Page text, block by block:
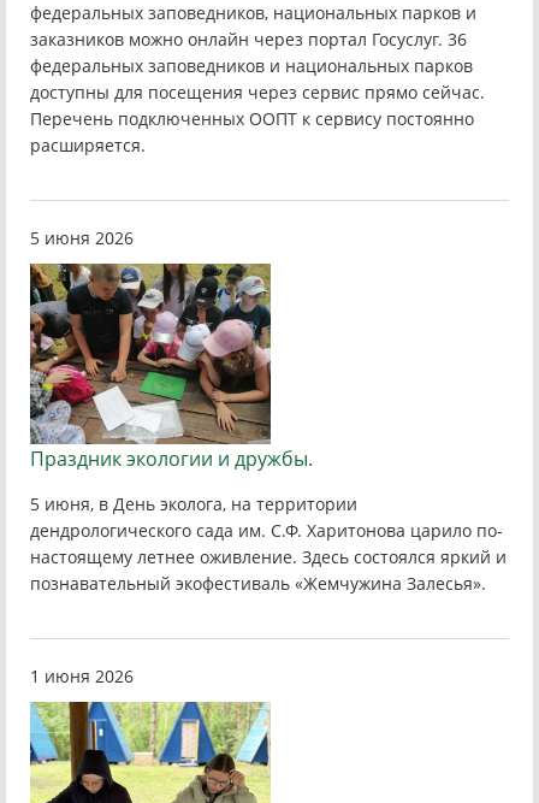
федеральных заповедников, национальных парков и
заказников можно онлайн через портал Госуслуг. 36
федеральных заповедников и национальных парков
доступны для посещения через сервис прямо сейчас.
Перечень подключенных ООПТ к сервису постоянно
расширяется.
5 июня 2026
Праздник экологии и дружбы.
5 июня, в День эколога, на территории
дендрологического сада им. С.Ф. Харитонова царило по-
настоящему летнее оживление. Здесь состоялся яркий и
познавательный экофестиваль «Жемчужина Залесья».
1 июня 2026